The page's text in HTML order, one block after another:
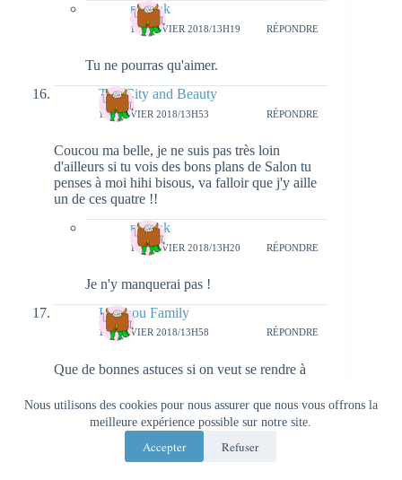
Nous utilisons des cookies pour nous assurer que nous vous offrons la
meilleure expérience possible sur notre site.
Accepter Refuser
natieak
17 JANVIER 2018/13H19 RÉPONDRE
Tu ne pourras qu'aimer.
The City and Beauty
15 JANVIER 2018/13H53 RÉPONDRE
Coucou ma belle, je ne suis pas très loin
d'ailleurs si tu vois des bons plans de Salon tu
penses à moi hihi bisous, va falloir que j'y aille
un de ces quatre !!
natieak
17 JANVIER 2018/13H20 RÉPONDRE
Je n'y manquerai pas !
Lapinou Family
15 JANVIER 2018/13H58 RÉPONDRE
Que de bonnes astuces si on veut se rendre à
une trentaine d'euros aller/retour par personne il
me semble. Beauvais étant d'en ma région, nous
avons eu peu de supplément à rajouter pour
nous rendre à l’aéroport. En revanche, je ne
savais pas que leur politique avait changée et